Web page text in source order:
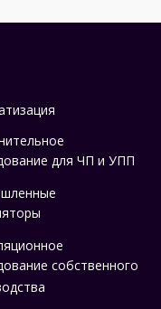
для ЧП и УПП
собственного